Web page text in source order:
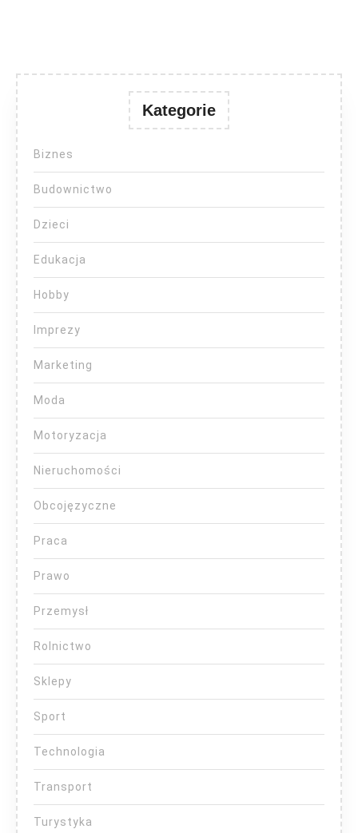
Kategorie
Biznes
Budownictwo
Dzieci
Edukacja
Hobby
Imprezy
Marketing
Moda
Motoryzacja
Nieruchomości
Obcojęzyczne
Praca
Prawo
Przemysł
Rolnictwo
Sklepy
Sport
Technologia
Transport
Turystyka